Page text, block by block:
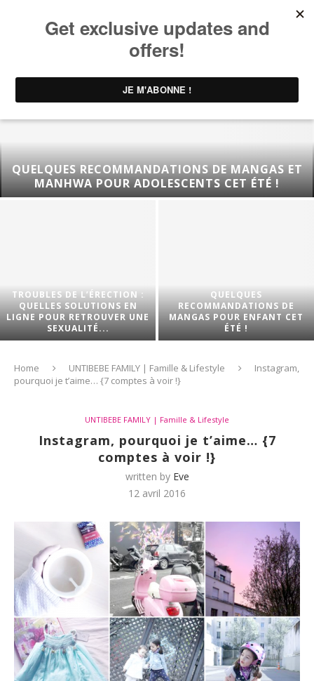
QUELQUES RECOMMANDATIONS DE MANGAS ET
MANHWA POUR ADOLESCENTS CET ÉTÉ !
TROUBLES DE L’ÉRECTION :
QUELLES SOLUTIONS EN
LIGNE POUR RETROUVER UNE
SEXUALITÉ...
QUELQUES
RECOMMANDATIONS DE
MANGAS POUR ENFANT CET
ÉTÉ !
Home UNTIBEBE FAMILY | Famille & Lifestyle
Instagram,
pourquoi je t’aime… {7 comptes à voir !}
UNTIBEBE FAMILY | Famille & Lifestyle
Instagram, pourquoi je t’aime… {7
comptes à voir !}
written by Eve
12 avril 2016